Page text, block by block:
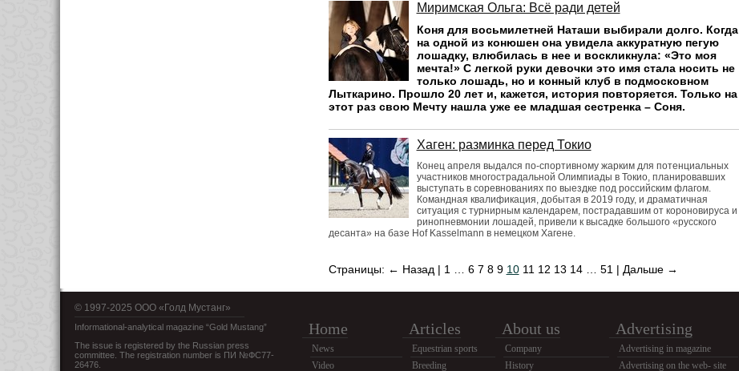
Миримская Ольга: Всё ради детей
Коня для восьмилетней Наташи выбирали долго. Когда
на одной из конюшен она увидела аккуратную пегую
лошадку, влюбилась в нее и воскликнула: «Это моя
мечта!» С легкой руки девочки это имя стала носить не
только лошадь, но и конный клуб в подмосковном
Лыткарино. Прошло 20 лет и, кажется, история повторяется. Только на
этот раз свою Мечту нашла уже ее младшая сестренка – Соня.
Хаген: разминка перед Токио
Конец апреля выдался по-спортивному жарким для потенциальных
участников многострадальной Олимпиады в Токио, планировавших
выступать в соревнованиях по выездке под российским флагом.
Командная квалификация, добытая в 2019 году, и драматичная
ситуация с турнирным календарем, пострадавшим от короновируса и
ринопневмонии лошадей, привели к высадке большого «русского
десанта» на базе Hof Kasselmann в немецком Хагене.
Страницы: ← Назад | 1 6 7 8 9 10 11 12 13 14… 51 | Дальше →
© 1997-2025 OOO «Голд Мустанг»
Informational-analytical magazine “Gold Mustang”
The issue is registered by the Russian press
committee. The registration number is ПИ №ФС77-
26476.
Home
News
Video
Articles
Equestrian sports
Breeding
About us
Company
History
Advertising
Advertising in magazine
Advertising on the web- site